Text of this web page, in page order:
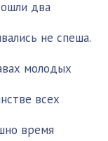
два
не спеша.
молодых
всех
время